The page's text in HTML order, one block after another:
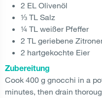
2 EL Olivenöl
⅓ TL Salz
¼ TL weißer Pfeffer
2 TL geriebene
2 hartgekochte Eier
Zubereitung
Cook 400 g gnocchi in a
minutes, then drain